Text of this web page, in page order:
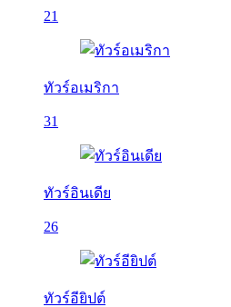
21
ทัวร์อเมริกา
31
ทัวร์อินเดีย
26
ทัวร์อียิปต์